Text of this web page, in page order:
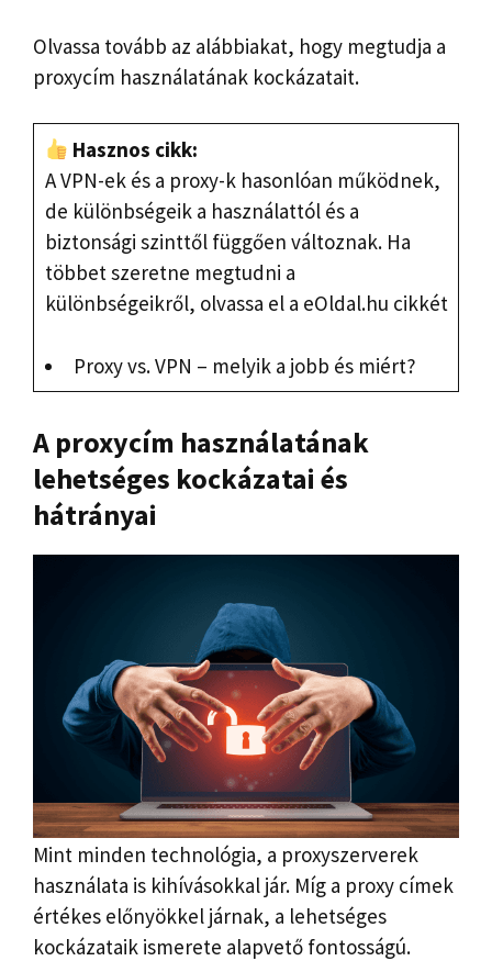
Olvassa tovább az alábbiakat, hogy megtudja a
proxycím használatának kockázatait.
Hasznos cikk:
A VPN-ek és a proxy-k hasonlóan működnek,
de különbségeik a használattól és a
biztonsági szinttől függően változnak. Ha
többet szeretne megtudni a
különbségeikről, olvassa el a eOldal.hu cikkét
Proxy vs. VPN – melyik a jobb és miért?
A proxycím használatának
lehetséges kockázatai és
hátrányai
Mint minden technológia, a proxyszerverek
használata is kihívásokkal jár. Míg a proxy címek
értékes előnyökkel járnak, a lehetséges
kockázataik ismerete alapvető fontosságú.